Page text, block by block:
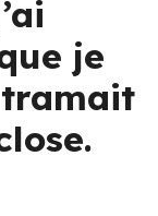
je
tramait